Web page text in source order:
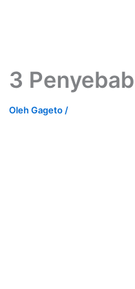
3
OlehGageto /